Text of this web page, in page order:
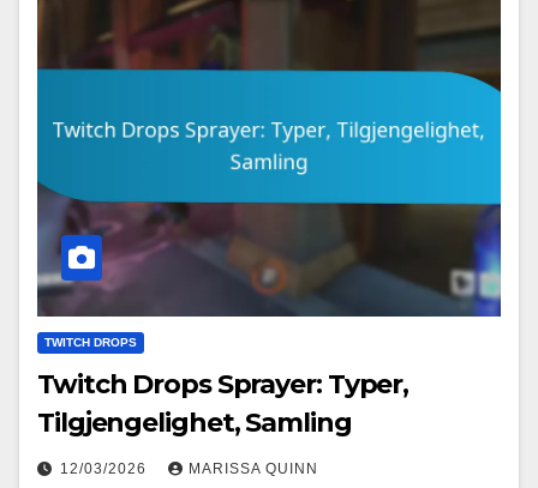
TWITCH DROPS
Twitch Drops Sprayer: Typer,
Tilgjengelighet, Samling
12/03/2026 MARISSA QUINN